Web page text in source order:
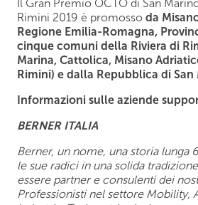
Il Gran Premio OCTO di San
Rimini 2019 è promosso da
Regione Emilia-Romagna,
cinque comuni della Riviera di
Marina, Cattolica, Misano
Rimini) e dalla Repubblica di San
Informazioni sulle aziende
BERNER ITALIA
Berner, un nome, una storia lunga
le sue radici in una solida
essere partner e consulenti dei
Professionisti nel settore Mobility,